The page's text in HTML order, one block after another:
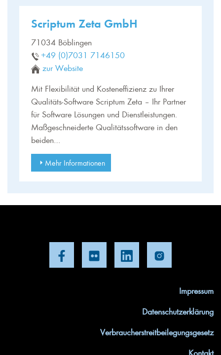
Scriptum Zeta GmbH
Mit Flexibilität und Kosteneffizienz zu Ihrer
Qualitäts-Software Scriptum Zeta – Ihr Partner
für Software Lösungen und Dienstleistungen.
Maßgeschneiderte Qualitätssoftware in den
beiden…
Mehr Informationen
71034 Böblingen
+49 (0)7031 7146150
zur Website
Impressum
Datenschutzerklärung
Verbraucherstreitbeilegungsgesetz
Kontakt